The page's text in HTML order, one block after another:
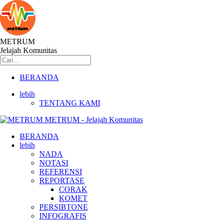
METRUM
Jelajah Komunitas
BERANDA
lebih
TENTANG KAMI
METRUM - Jelajah Komunitas
BERANDA
lebih
NADA
NOTASI
REFERENSI
REPORTASE
CORAK
KOMET
PERSIBTONE
INFOGRAFIS